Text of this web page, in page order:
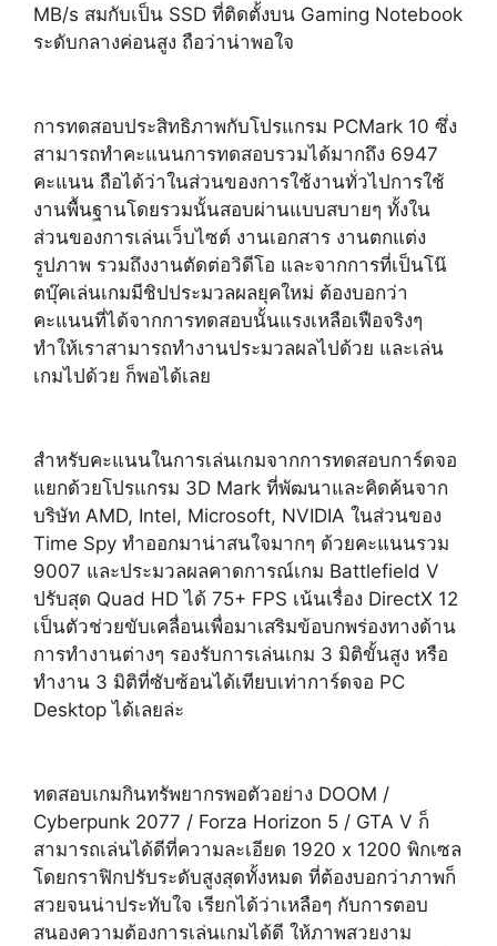
MB/s สมกับเป็น SSD ที่ติดตั้งบน Gaming Notebook
ระดับกลางค่อนสูง ถือว่าน่าพอใจ
การทดสอบประสิทธิภาพกับโปรแกรม PCMark 10 ซึ่ง
สามารถทำคะแนนการทดสอบรวมได้มากถึง 6947
คะแนน ถือได้ว่าในส่วนของการใช้งานทั่วไปการใช้
งานพื้นฐานโดยรวมนั้นสอบผ่านแบบสบายๆ ทั้งใน
ส่วนของการเล่นเว็บไซต์ งานเอกสาร งานตกแต่ง
รูปภาพ รวมถึงงานตัดต่อวิดีโอ และจากการที่เป็นโน๊
ตบุ๊คเล่นเกมมีชิปประมวลผลยุคใหม่ ต้องบอกว่า
คะแนนที่ได้จากการทดสอบนั้นแรงเหลือเฟือจริงๆ
ทำให้เราสามารถทำงานประมวลผลไปด้วย และเล่น
เกมไปด้วย ก็พอได้เลย
สำหรับคะแนนในการเล่นเกมจากการทดสอบการ์ดจอ
แยกด้วยโปรแกรม 3D Mark ที่พัฒนาและคิดค้นจาก
บริษัท AMD, Intel, Microsoft, NVIDIA ในส่วนของ
Time Spy ทำออกมาน่าสนใจมากๆ ด้วยคะแนนรวม
9007 และประมวลผลคาดการณ์เกม Battlefield V
ปรับสุด Quad HD ได้ 75+ FPS เน้นเรื่อง DirectX 12
เป็นตัวช่วยขับเคลื่อนเพื่อมาเสริมข้อบกพร่องทางด้าน
การทำงานต่างๆ รองรับการเล่นเกม 3 มิติขั้นสูง หรือ
ทำงาน 3 มิติที่ซับซ้อนได้เทียบเท่าการ์ดจอ PC
Desktop ได้เลยล่ะ
ทดสอบเกมกินทรัพยากรพอตัวอย่าง DOOM /
Cyberpunk 2077 / Forza Horizon 5 / GTA V ก็
สามารถเล่นได้ดีที่ความละเอียด 1920 x 1200 พิกเซล
โดยกราฟิกปรับระดับสูงสุดทั้งหมด ที่ต้องบอกว่าภาพก็
สวยจนน่าประทับใจ เรียกได้ว่าเหลือๆ กับการตอบ
สนองความต้องการเล่นเกมได้ดี ให้ภาพสวยงาม